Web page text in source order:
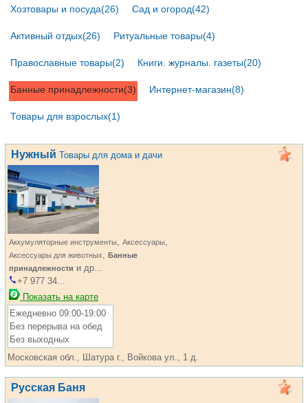
Хозтовары и посуда(26) Сад и огород(42)
Активный отдых(26) Ритуальные товары(4)
Православные товары(2) Книги. журналы. газеты(20)
Банные принадлежности(3) Интернет-магазин(8)
Товары для взрослых(1)
Нужный Товары для дома и дачи
Аккумуляторные инструменты, Аксессуары,
Аксессуары для животных, Банные
принадлежности и др...
+7 977 34...
Показать на карте
Ежедневно 09:00-19:00
Без перерыва на обед
Без выходных
Московская обл., Шатура г., Войкова ул., 1 д.
Русская Баня